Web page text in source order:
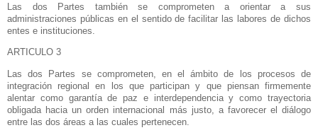
Las dos Partes también se comprometen a orientar a sus
administraciones públicas en el sentido de facilitar las labores de dichos
entes e instituciones.
ARTICULO 3
Las dos Partes se comprometen, en el ámbito de los procesos de
integración regional en los que participan y que piensan firmemente
alentar como garantía de paz e interdependencia y como trayectoria
obligada hacia un orden internacional más justo, a favorecer el diálogo
entre las dos áreas a las cuales pertenecen.